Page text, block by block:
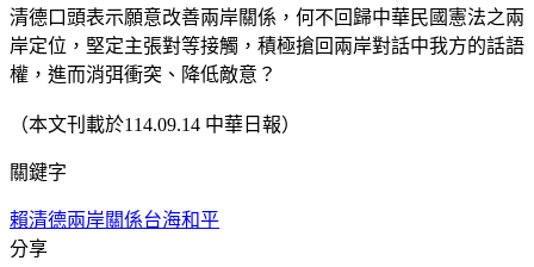
清德口頭表示願意改善兩岸關係，何不回歸中華民國憲法之兩
岸定位，堅定主張對等接觸，積極搶回兩岸對話中我方的話語
權，進而消弭衝突、降低敵意？
（本文刊載於114.09.14 中華日報）
關鍵字
賴清德兩岸關係台海和平
分享